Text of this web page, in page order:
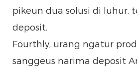
pikeun dua solusi di luhur,
deposit.
Fourthly, urang ngatur
sanggeus narima deposit